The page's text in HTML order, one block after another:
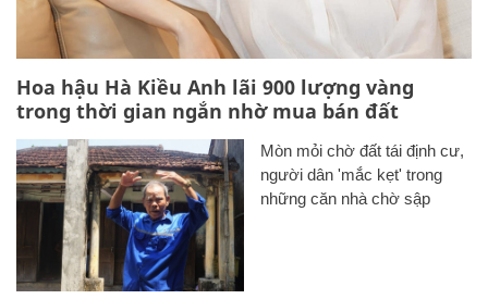
Hoa hậu Hà Kiều Anh lãi 900 lượng vàng
trong thời gian ngắn nhờ mua bán đất
Mòn mỏi chờ đất tái định cư,
người dân 'mắc kẹt' trong
những căn nhà chờ sập